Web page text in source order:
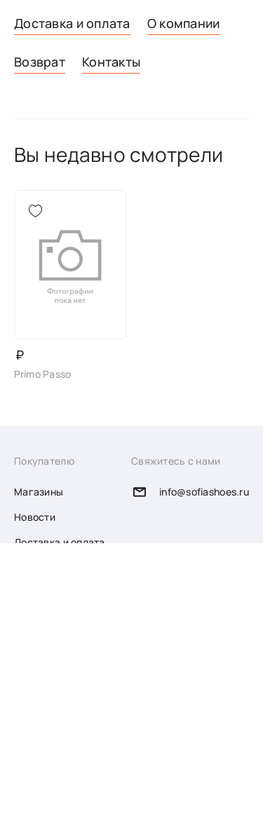
Доставка и оплата О компании
Возврат Контакты
Вы недавно смотрели
₽
Primo Passo
Покупателю
Магазины
Новости
Доставка и оплата
Свяжитесь с нами
info@sofiashoes.ru